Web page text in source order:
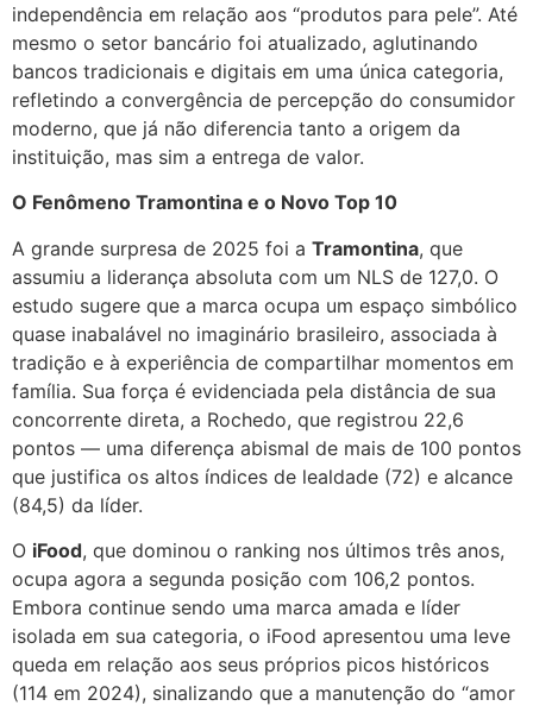
independência em relação aos “produtos para pele”. Até
mesmo o setor bancário foi atualizado, aglutinando
bancos tradicionais e digitais em uma única categoria,
refletindo a convergência de percepção do consumidor
moderno, que já não diferencia tanto a origem da
instituição, mas sim a entrega de valor.
O Fenômeno Tramontina e o Novo Top 10
A grande surpresa de 2025 foi a Tramontina, que
assumiu a liderança absoluta com um NLS de 127,0. O
estudo sugere que a marca ocupa um espaço simbólico
quase inabalável no imaginário brasileiro, associada à
tradição e à experiência de compartilhar momentos em
família. Sua força é evidenciada pela distância de sua
concorrente direta, a Rochedo, que registrou 22,6
pontos — uma diferença abismal de mais de 100 pontos
que justifica os altos índices de lealdade (72) e alcance
(84,5) da líder.
O iFood, que dominou o ranking nos últimos três anos,
ocupa agora a segunda posição com 106,2 pontos.
Embora continue sendo uma marca amada e líder
isolada em sua categoria, o iFood apresentou uma leve
queda em relação aos seus próprios picos históricos
(114 em 2024), sinalizando que a manutenção do “amor